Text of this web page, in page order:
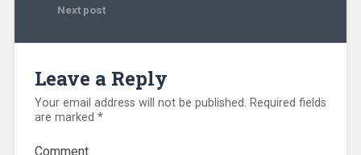
Next post
Leave a Reply
Your email address will not be published. Required fields
are marked *
Comment